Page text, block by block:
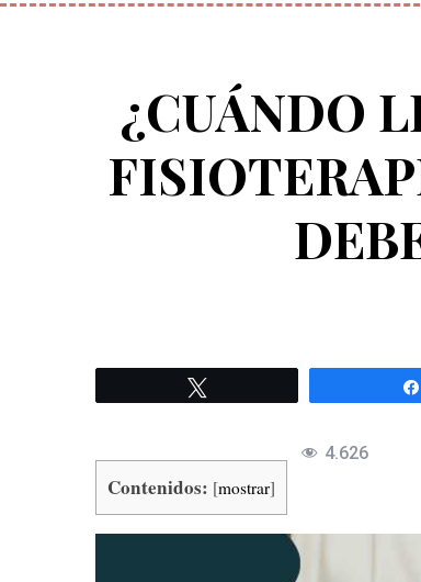
¿CUÁNDO
Contenidos: [mostrar]
4.626